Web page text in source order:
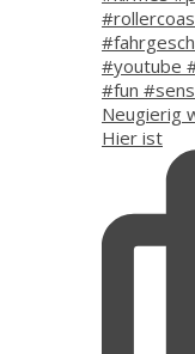
Neugierig
Hier ist